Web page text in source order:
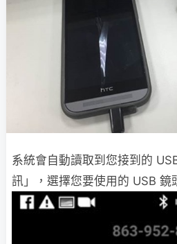
系統會自動讀取到您接到的
訊」，選擇您要使用的 USB 鏡